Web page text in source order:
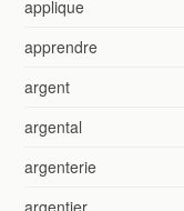
applique
apprendre
argent
argental
argenterie
argentier